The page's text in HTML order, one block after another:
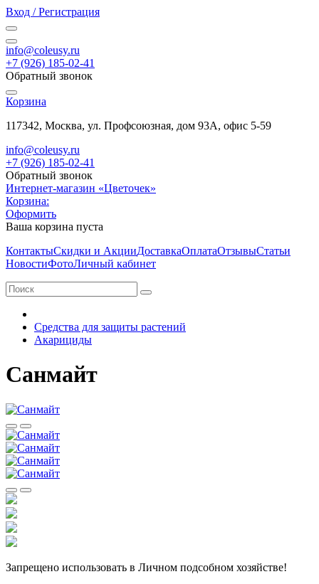
Вход / Регистрация
info@coleusy.ru
+7 (926) 185-02-41
Обратный звонок
Корзина
117342, Москва, ул. Профсоюзная, дом 93А, офис 5-59
info@coleusy.ru
+7 (926) 185-02-41
Обратный звонок
Интернет-магазин «Цветочек»
Корзина:
Оформить
Ваша корзина пуста
КонтактыСкидки и АкцииДоставкаОплатаОтзывыСтатьи
НовостиФотоЛичный кабинет
Средства для защиты растений
Акарициды
Санмайт
Запрещено использовать в Личном подсобном хозяйстве!